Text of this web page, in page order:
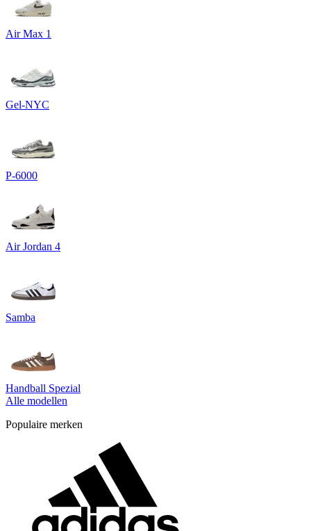
Air Max 1
Gel-NYC
P-6000
Air Jordan 4
Samba
Handball Spezial
Alle modellen
Populaire merken